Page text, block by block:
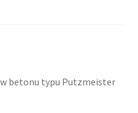
betonu typu Putzmeister